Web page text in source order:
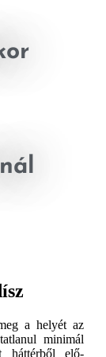
a helyét az
minimál
elő-